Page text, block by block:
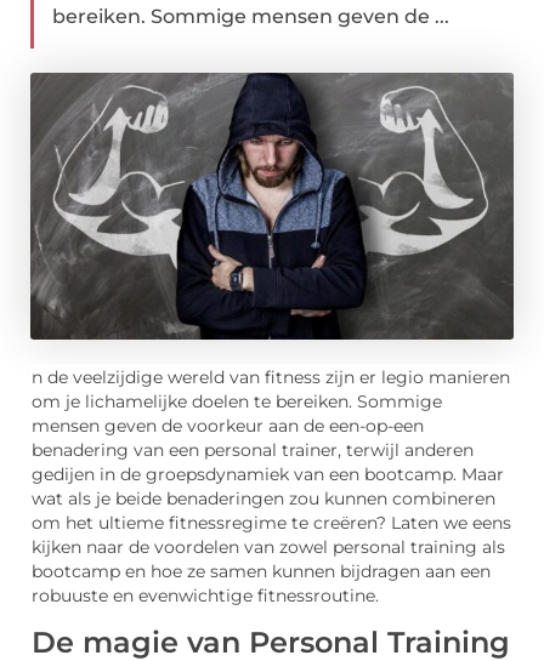
bereiken. Sommige mensen geven de ...
n de veelzijdige wereld van fitness zijn er legio manieren
om je lichamelijke doelen te bereiken. Sommige
mensen geven de voorkeur aan de een-op-een
benadering van een personal trainer, terwijl anderen
gedijen in de groepsdynamiek van een bootcamp. Maar
wat als je beide benaderingen zou kunnen combineren
om het ultieme fitnessregime te creëren? Laten we eens
kijken naar de voordelen van zowel personal training als
bootcamp en hoe ze samen kunnen bijdragen aan een
robuuste en evenwichtige fitnessroutine.
De magie van Personal Training